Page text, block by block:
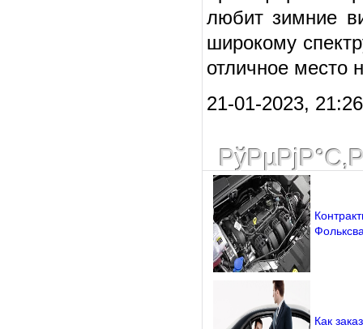
любит зимние
широкому
отличное место
21-01-2023,
Как